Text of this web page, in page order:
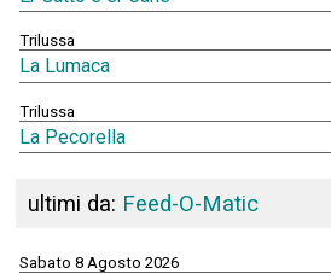
Trilussa
La Lumaca
Trilussa
La Pecorella
ultimi da: Feed-O-Matic
Sabato 8 Agosto 2026